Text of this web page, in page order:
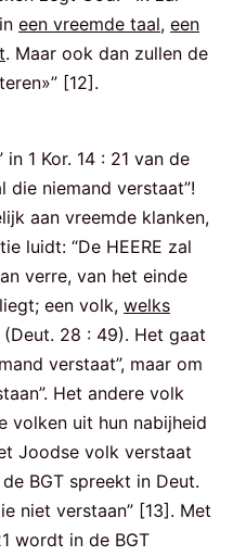
een vreemde taal, een
. Maar ook dan zullen de
[12].
1 Kor. 14 : 21 van de
die niemand verstaat”!
aan vreemde klanken,
luidt: “De HEERE zal
verre, van het einde
een volk, welks
(Deut. 28 : 49). Het gaat
verstaat”, maar om
Het andere volk
volken uit hun nabijheid
Joodse volk verstaat
BGT spreekt in Deut.
niet verstaan” [13]. Met
wordt in de BGT